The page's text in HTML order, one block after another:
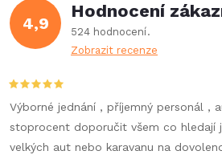
d
a
c
í
p
4,9
Hodnocení
524 hodnocení
Zobrazit recenze
Výborné jednání , příjemný personál ,
stoprocent doporučit všem co hledají
velkých aut nebo karavanu na